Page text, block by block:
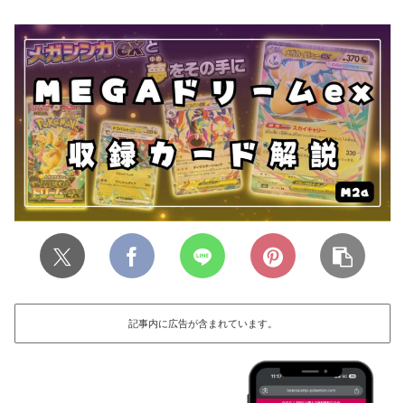
記事内に広告が含まれています。